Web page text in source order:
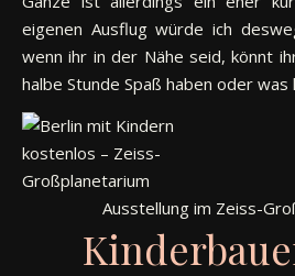
eigenen Ausflug würde ich
wenn ihr in der Nähe seid, könnt
halbe Stunde Spaß haben oder was
Ausstellung im Zeiss-